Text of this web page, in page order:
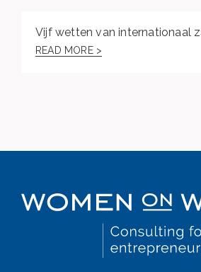
Vijf wetten van internationaal
READ MORE >